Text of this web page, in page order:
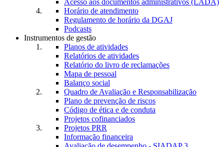
Acesso aos documentos administrativos (LADA)
Horário de atendimento
Regulamento de horário da DGAJ
Podcasts
Instrumentos de gestão
Planos de atividades
Relatórios de atividades
Relatório do livro de reclamações
Mapa de pessoal
Balanço social
Quadro de Avaliação e Responsabilização
Plano de prevenção de riscos
Código de ética e de conduta
Projetos cofinanciados
Projetos PRR
Informação financeira